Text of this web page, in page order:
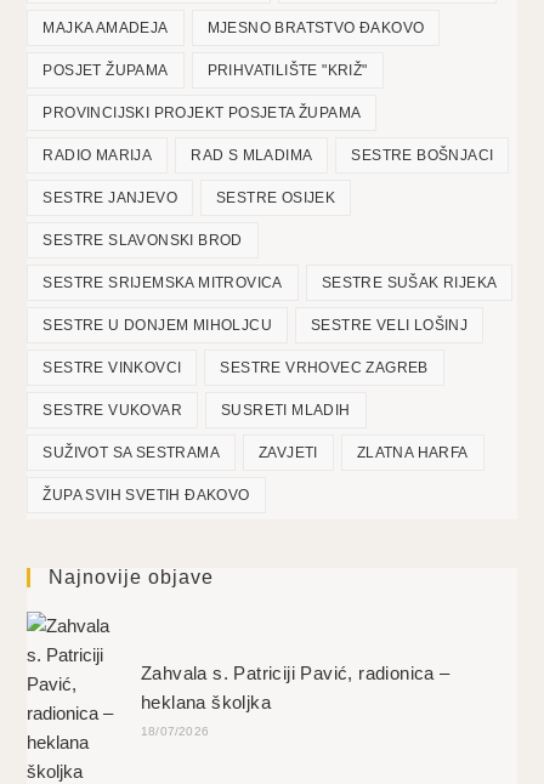
MAJKA AMADEJA MJESNO BRATSTVO ĐAKOVO
POSJET ŽUPAMA PRIHVATILIŠTE "KRIŽ"
PROVINCIJSKI PROJEKT POSJETA ŽUPAMA
RADIO MARIJA RAD S MLADIMA SESTRE BOŠNJACI
SESTRE JANJEVO SESTRE OSIJEK
SESTRE SLAVONSKI BROD
SESTRE SRIJEMSKA MITROVICA SESTRE SUŠAK RIJEKA
SESTRE U DONJEM MIHOLJCU SESTRE VELI LOŠINJ
SESTRE VINKOVCI SESTRE VRHOVEC ZAGREB
SESTRE VUKOVAR SUSRETI MLADIH
SUŽIVOT SA SESTRAMA ZAVJETI ZLATNA HARFA
ŽUPA SVIH SVETIH ĐAKOVO
Najnovije objave
Zahvala s. Patriciji Pavić, radionica –
heklana školjka
18/07/2026